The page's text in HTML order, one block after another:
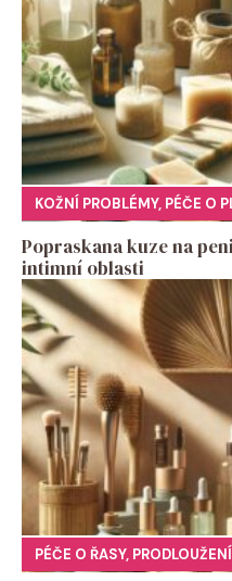
KOŽNÍ PROBLÉMY, PÉČE O
Popraskana kuze na
intimní oblasti
PÉČE O ŘASY,